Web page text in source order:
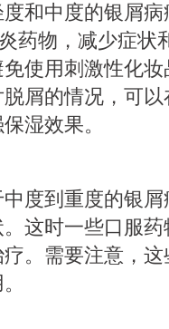
和中度的银屑
药物，减少症状
使用刺激性化
屑的情况，可
湿效果。
度到重度的银
这时一些口服
。需要注意，